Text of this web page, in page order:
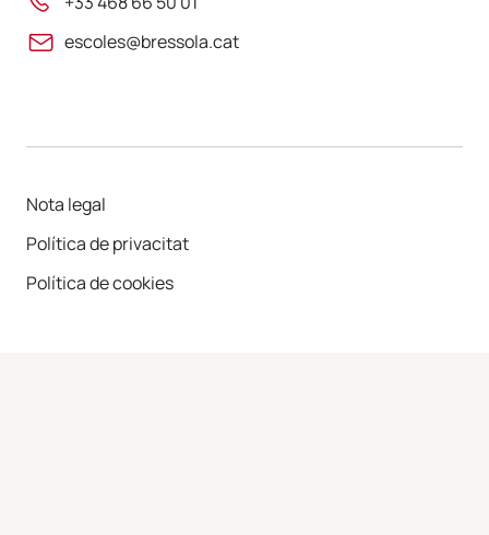
escoles@bressola.cat
Nota legal
Política de privacitat
Política de cookies